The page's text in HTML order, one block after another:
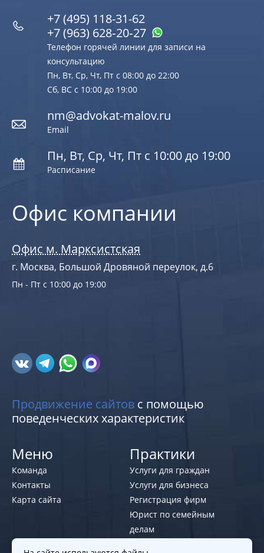
Офис компании
Офис м. Марксистская
г. Москва, Большой Дровяной переулок, д.6
Пн - Пт с 10:00 до 19:00
+7 (495) 118-31-62
+7 (963) 628‑20‑27
Телефон горячей линии для записи на
консультацию
Пн, Вт, Ср, Чт, Пт с 08:00 до 22:00
Сб, ВС с 10:00 до 19:00
nm@advokat-malov.ru
Email
Пн, Вт, Ср, Чт, Пт с 10:00 до 19:00
Расписание
Продвижение сайтов с помощью
поведенческих характеристик
Меню
Команда
Контакты
Карта сайта
Практики
Услуги для граждан
Услуги для бизнеса
Регистрация фирм
Юрист по семейным
делам